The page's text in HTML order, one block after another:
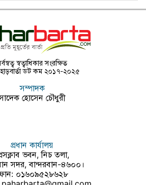
স্বত্বাধিকার সংরক্ষিত
ডট কম ২০১৭-২০২৫
সম্পাদক
হোসেন চৌধুরী
প্রধান কার্যালয়
ভবন, নিচ তলা,
সদর, বান্দরবান-৪৬০০।
০১৬০৯৫২৮৬২৮